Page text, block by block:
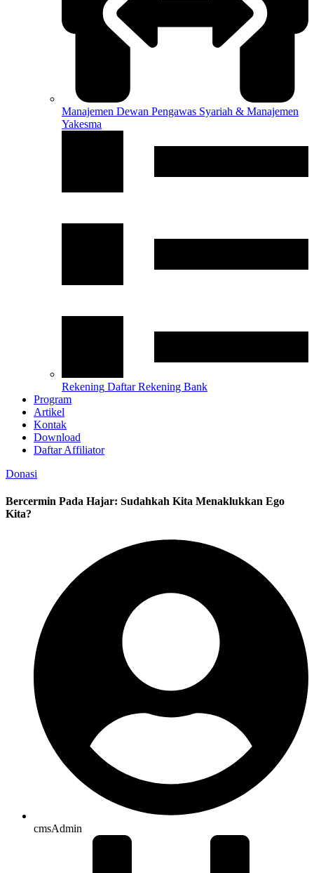
Manajemen Dewan Pengawas Syariah & Manajemen
Yakesma
Rekening Daftar Rekening Bank
Program
Artikel
Kontak
Download
Daftar Affiliator
Donasi
Bercermin Pada Hajar: Sudahkah Kita Menaklukkan Ego
Kita?
cmsAdmin